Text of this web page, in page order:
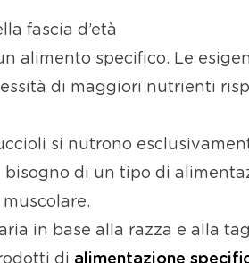
fascia d’età
alimento specifico. Le
di maggiori nutrienti
si nutrono
di un tipo di
in base alla razza e alla
di alimentazione